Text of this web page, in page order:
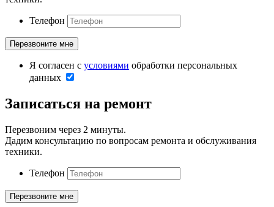
Телефон
Я согласен с условиями обработки персональных
данных
Записаться на ремонт
Перезвоним через 2 минуты.
Дадим консультацию по вопросам ремонта и обслуживания
техники.
Телефон